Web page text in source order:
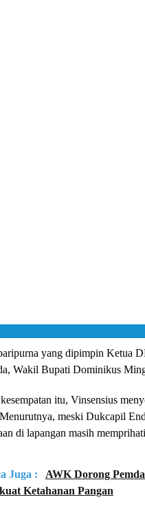
yang dipimpin Ketua
Wakil Bupati Dominikus
itu, Vinsensius
meski Dukcapil
di lapangan masih
Juga :
AWK Dorong
Ketahanan Pangan